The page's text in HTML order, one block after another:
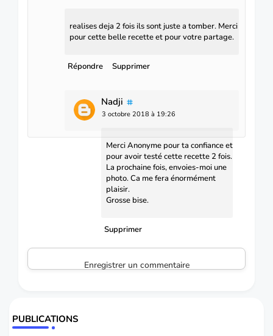
realises deja 2 fois ils sont juste a tomber. Merci
pour cette belle recette et pour votre partage.
Répondre Supprimer
Nadji
3 octobre 2018 à 19:26
Merci Anonyme pour ta confiance et
pour avoir testé cette recette 2 fois.
La prochaine fois, envoies-moi une
photo. Ca me fera énormément
plaisir.
Grosse bise.
Supprimer
Enregistrer un commentaire
PUBLICATIONS